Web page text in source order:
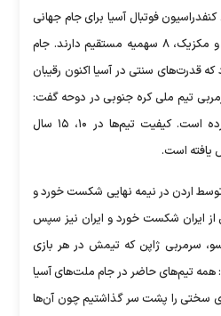
فوتبال آسیا برای جام جهانی
بعدی در ایالات متحده، کانادا و مکزیک، ۸ سهمیه مستقیم دارند. جام
قدرت‌های سنتی در آسیا اکنون رقیبان
تیم ملی کره جنوبی در دوحه گفت:
فوتبال آسیا پیشرفت زیادی کرده است. کیفیت تیم‌ها در ۱۰، ۱۵ سال
یافته است.
توسط اردن در نیمه نهایی شکست خورد و
از ایران شکست خورد و ایران نیز سپس
سرمربی ژاپن که تیمش در هر بازی
تیم‌های حاضر در جام ملت‌های آسیا
سختی را پشت سر گذاشتیم چون آن‌ها